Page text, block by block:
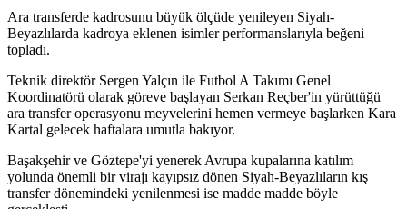
Ara transferde kadrosunu büyük ölçüde yenileyen Siyah-
Beyazlılarda kadroya eklenen isimler performanslarıyla beğeni
topladı.
Teknik direktör Sergen Yalçın ile Futbol A Takımı Genel
Koordinatörü olarak göreve başlayan Serkan Reçber'in yürüttüğü
ara transfer operasyonu meyvelerini hemen vermeye başlarken Kara
Kartal gelecek haftalara umutla bakıyor.
Başakşehir ve Göztepe'yi yenerek Avrupa kupalarına katılım
yolunda önemli bir virajı kayıpsız dönen Siyah-Beyazlıların kış
transfer dönemindeki yenilenmesi ise madde madde böyle